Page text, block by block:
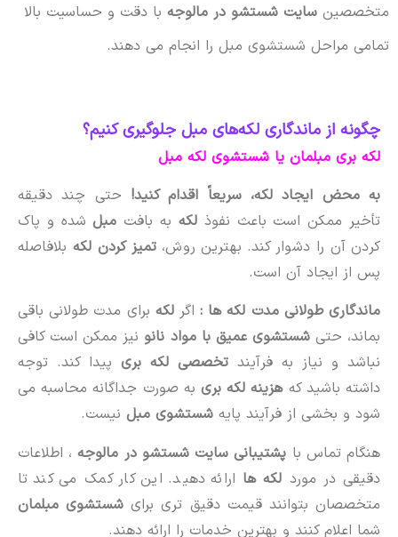
متخصصین سایت شستشو در مالوجه با دقت و حساسیت بالا
تمامی مراحل شستشوی مبل را انجام می دهند.
چگونه از ماندگاری لکه‌های مبل جلوگیری کنیم؟
لکه بری مبلمان یا شستشوی لکه مبل
به محض ایجاد لکه، سریعاً اقدام کنید!حتی چند دقیقه
تأخیر ممکن است باعث نفوذ لکهبه بافت مبلشده و پاک
کردن آن را دشوار کند. بهترین روش، تمیز کردن لکهبلافاصله
پس از ایجاد آن است.
ماندگاری طولانی مدت لکه ها : اگر لکه برای مدت طولانی باقی
بماند، حتی شستشوی عمیق با مواد نانو نیز ممکن است کافی
نباشد و نیاز به فرآیند تخصصی لکه بری پیدا کند. توجه
داشته باشید که هزینه لکه بریبه صورت جداگانه محاسبه می
شود و بخشی از فرآیند پایه شستشوی مبل نیست.
هنگام تماس با پشتیبانی سایت شستشو در مالوجه ، اطلاعات
دقیقی در مورد لکه ها ارائه دهید. این کار کمک می کند تا
متخصصان بتوانند قیمت دقیق تری برای شستشوی مبلمان
شما اعلام کنند و بهترین خدمات را ارائه دهند.